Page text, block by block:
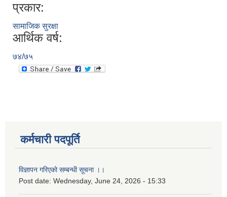
प्रकार:
सामाजिक सुरक्षा
आर्थिक वर्ष:
७४/७५
कर्मचारी पदपूर्ति
विज्ञापन गरिएको सम्बन्धी सूचना ।।
Post date: Wednesday, June 24, 2026 - 15:33